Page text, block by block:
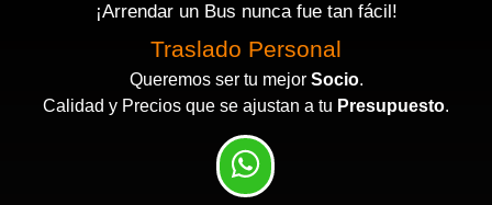
¡Arrendar un Bus nunca fue tan fácil!
Traslado Personal
Queremos ser tu mejor Socio.
Calidad y Precios que se ajustan a tu Presupuesto.